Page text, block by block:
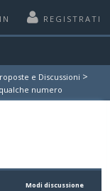
REGISTRATI
e Discussioni >
numero
Modi discussione